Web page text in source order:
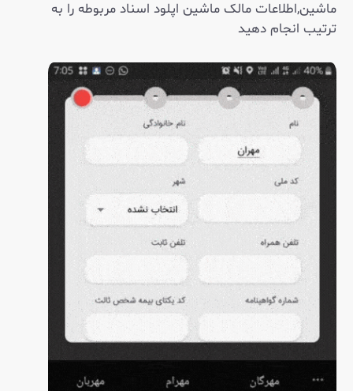
ماشین,اطلاعات مالک ماشین اپلود اسناد مربوطه را به
ترتیب انجام دهید